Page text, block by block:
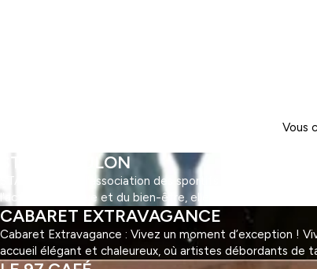
Vous
STAPS TOULON
STAPS Toulon : l'association des sportifs ! Découvrez
l'activité physique et du bien-être, elle offre une
CABARET EXTRAVAGANCE
Cabaret Extravagance : Vivez un moment d’exception !
accueil élégant et chaleureux, où artistes débordants de